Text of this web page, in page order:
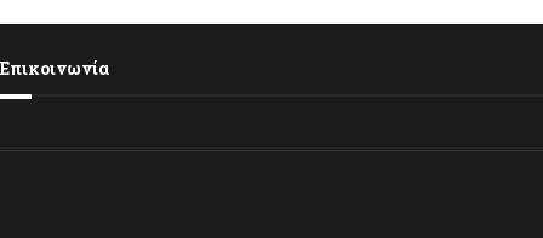
Επικοινωνία